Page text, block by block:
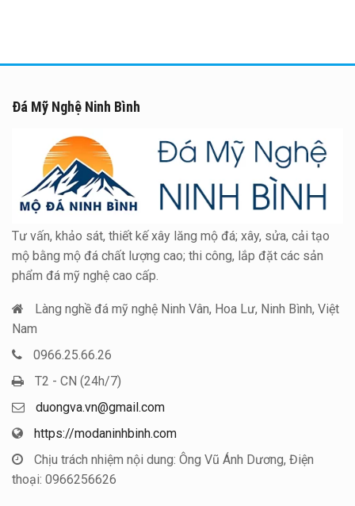
Đá Mỹ Nghệ Ninh Bình
Tư vấn, khảo sát, thiết kế xây lăng mộ đá; xây, sửa, cải tạo
mộ bằng mộ đá chất lượng cao; thi công, lắp đặt các sản
phẩm đá mỹ nghệ cao cấp.
Làng nghề đá mỹ nghệ Ninh Vân, Hoa Lư, Ninh Bình, Việt
Nam
0966.25.66.26
T2 - CN (24h/7)
duongva.vn@gmail.com
https://modaninhbinh.com
Chịu trách nhiệm nội dung: Ông Vũ Ánh Dương, Điện
thoại: 0966256626